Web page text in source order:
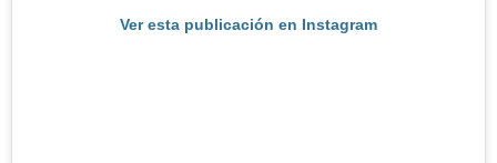
Ver esta publicación en Instagram